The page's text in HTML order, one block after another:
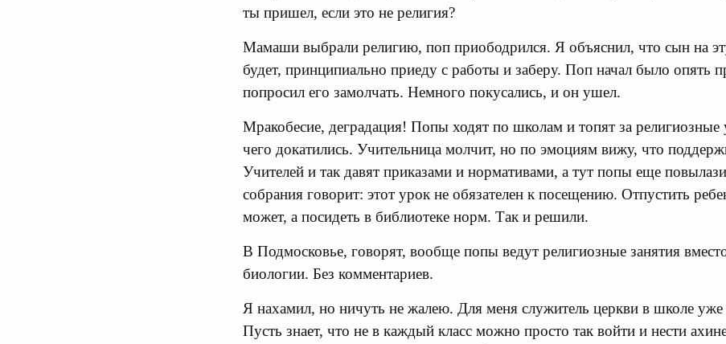
ты пришел, если это не религия?
Мамаши выбрали религию, поп приободрился. Я объяснил, что сын на
будет, принципиально приеду с работы и заберу. Поп начал было опять
попросил его замолчать. Немного покусались, и он ушел.
Мракобесие, деградация! Попы ходят по школам и топят за
чего докатились. Учительница молчит, но по эмоциям вижу, что
Учителей и так давят приказами и нормативами, а тут попы еще
собрания говорит: этот урок не обязателен к посещению. Отпустить
может, а посидеть в библиотеке норм. Так и решили.
В Подмосковье, говорят, вообще попы ведут религиозные занятия
биологии. Без комментариев.
Я нахамил, но ничуть не жалею. Для меня служитель церкви в школе уже
Пусть знает, что не в каждый класс можно просто так войти и нести